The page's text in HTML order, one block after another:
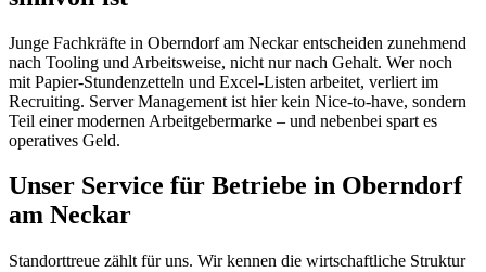
Junge Fachkräfte in Oberndorf am Neckar entscheiden zunehmend
nach Tooling und Arbeitsweise, nicht nur nach Gehalt. Wer noch
mit Papier-Stundenzetteln und Excel-Listen arbeitet, verliert im
Recruiting. Server Management ist hier kein Nice-to-have, sondern
Teil einer modernen Arbeitgebermarke – und nebenbei spart es
operatives Geld.
Unser Service für Betriebe in Oberndorf
am Neckar
Standorttreue zählt für uns. Wir kennen die wirtschaftliche Struktur